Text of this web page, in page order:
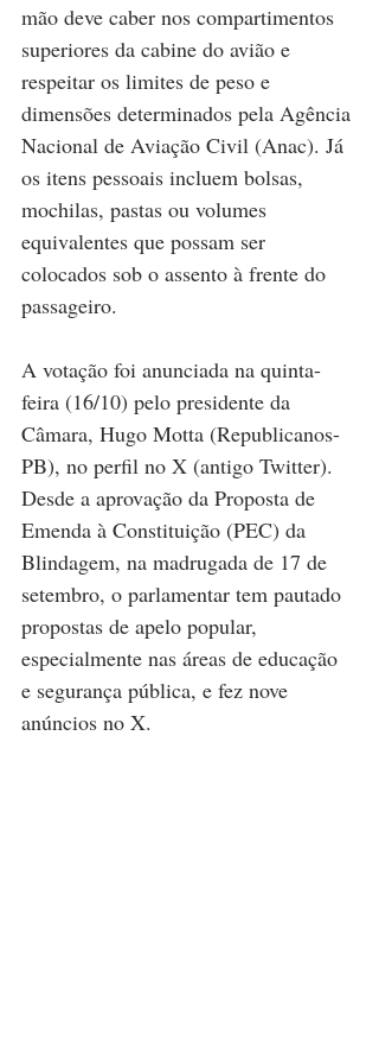
mão deve caber nos compartimentos
superiores da cabine do avião e
respeitar os limites de peso e
dimensões determinados pela Agência
Nacional de Aviação Civil (Anac). Já
os itens pessoais incluem bolsas,
mochilas, pastas ou volumes
equivalentes que possam ser
colocados sob o assento à frente do
passageiro.
A votação foi anunciada na quinta-
feira (16/10) pelo presidente da
Câmara, Hugo Motta (Republicanos-
PB), no perfil no X (antigo Twitter).
Desde a aprovação da Proposta de
Emenda à Constituição (PEC) da
Blindagem, na madrugada de 17 de
setembro, o parlamentar tem pautado
propostas de apelo popular,
especialmente nas áreas de educação
e segurança pública, e fez nove
anúncios no X.